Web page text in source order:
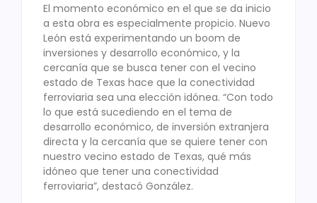
El momento económico en el que se da inicio
a esta obra es especialmente propicio. Nuevo
León está experimentando un boom de
inversiones y desarrollo económico, y la
cercanía que se busca tener con el vecino
estado de Texas hace que la conectividad
ferroviaria sea una elección idónea. “Con todo
lo que está sucediendo en el tema de
desarrollo económico, de inversión extranjera
directa y la cercanía que se quiere tener con
nuestro vecino estado de Texas, qué más
idóneo que tener una conectividad
ferroviaria”, destacó González.